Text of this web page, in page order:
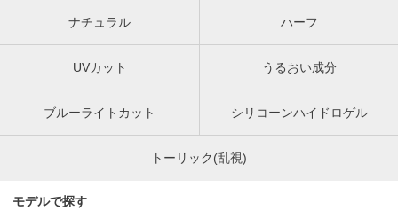
ナチュラル ハーフ
UVカット うるおい成分
ブルーライトカット シリコーンハイドロゲル
トーリック(乱視)
モデルで探す